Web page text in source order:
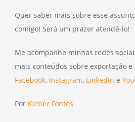
Quer saber mais sobre esse
comigo! Será um prazer atendê-lo!
Me acompanhe minhas redes
mais conteúdos sobre exportação
Facebook, Instagram, LinkedIn e
Por Kleber Fontes